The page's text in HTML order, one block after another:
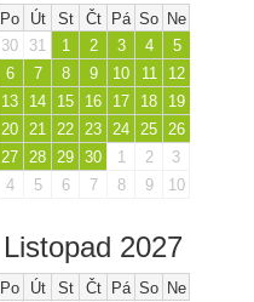
Po Út St Čt Pá So Ne
30
31 1 2 3 4
5
6
7 8 9 10 11
12
13
14 15 16 17 18
19
20 21 22 23 24 25 26
27 28 29 30 1 2
3
4
5 6 7 8 9 10
Listopad 2027
Po Út St Čt Pá So Ne